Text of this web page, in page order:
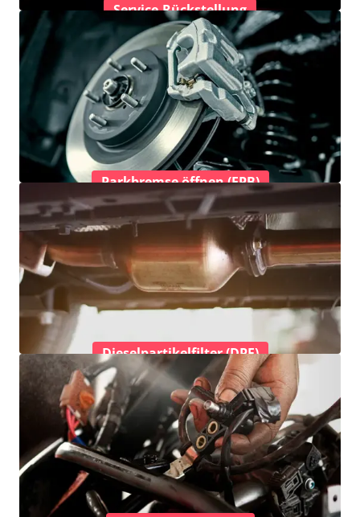
Service-Rückstellung
Parkbremse öffnen (EPB)
Dieselpartikelfilter (DPF)